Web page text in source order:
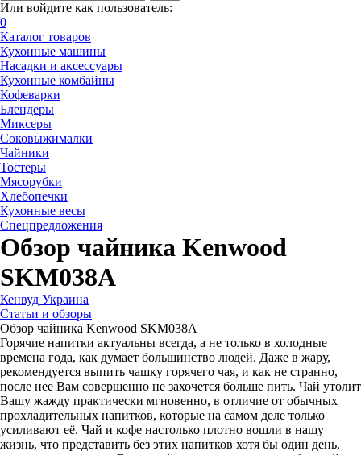
Или войдите как пользователь:
0
Каталог товаров
Кухонные машины
Насадки и аксессуары
Кухонные комбайны
Кофеварки
Блендеры
Миксеры
Соковыжималки
Чайники
Тостеры
Мясорубки
Хлебопечки
Кухонные весы
Спецпредложения
Обзор чайника Kenwood
SKM038A
Кенвуд Украина
Статьи и обзоры
Обзор чайника Kenwood SKM038A
Горячие напитки актуальны всегда, а не только в холодные
времена года, как думает большинство людей. Даже в жару,
рекомендуется выпить чашку горячего чая, и как не странно,
после нее Вам совершенно не захочется больше пить. Чай утолит
Вашу жажду практически мгновенно, в отличие от обычных
прохладительных напитков, которые на самом деле только
усиливают её. Чай и кофе настолько плотно вошли в нашу
жизнь, что представить без этих напитков хотя бы один день,